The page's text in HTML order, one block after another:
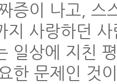
증이 나고, 스
지 사랑하던
일상에 지친
한 문제인 것